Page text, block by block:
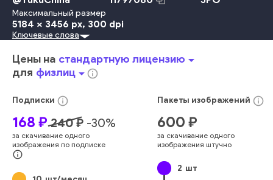
Максимальный размер
5184 x 3456 px, 300 dpi
Лето Природа На Открытом Воздухе
Птица Перо Самолёт Вечерние Сумерки
Цветное Изображение
Красота В Природе
Туристическое Направление
Птичья Стая
Крыло Животного крупный план парк горизонтальный
крыло китай лебединое озеро
провинция ханан
влажный район
Ключевые слова
Цены на стандартную лицензиюarrow_drop_down
для физлицarrow_drop_downinfo_outline
Подписки info_outline
168 ₽ 240₽ -30%
за скачивание одного
изображения по подписке
info_outline
Пакеты изображений info_outline
600 ₽
за скачивание одного
изображения штучно
2 шт